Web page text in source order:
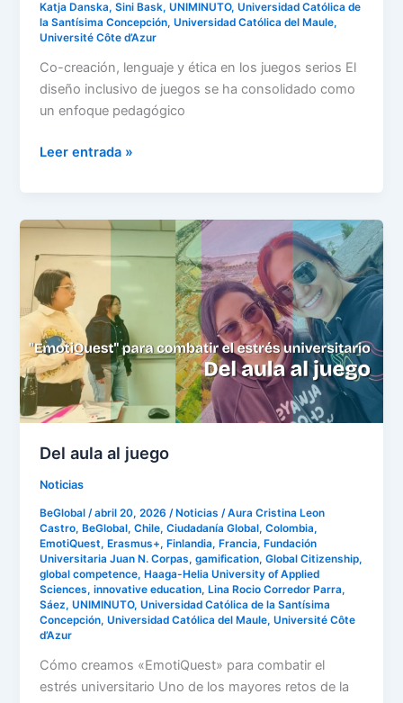
Katja Danska,Sini Bask,UNIMINUTO,Universidad Católica de
la Santísima Concepción,Universidad Católica del Maule,
Université Côte d’Azur
Co-creación, lenguaje y ética en los juegos serios El
diseño inclusivo de juegos se ha consolidado como
un enfoque pedagógico
Leer entrada »
Del aula al juego
Noticias
BeGlobal /abril 20, 2026 /Noticias /Aura Cristina Leon
Castro,BeGlobal,Chile,Ciudadanía Global,Colombia,
EmotiQuest,Erasmus+,Finlandia,Francia,Fundación
Universitaria Juan N. Corpas,gamification,Global Citizenship,
global competence,Haaga-Helia University of Applied
Sciences,innovative education,Lina Rocio Corredor Parra,
Sáez,UNIMINUTO,Universidad Católica de la Santísima
Concepción,Universidad Católica del Maule,Université Côte
d’Azur
Cómo creamos «EmotiQuest» para combatir el
estrés universitario Uno de los mayores retos de la
Del
aula
al
juego